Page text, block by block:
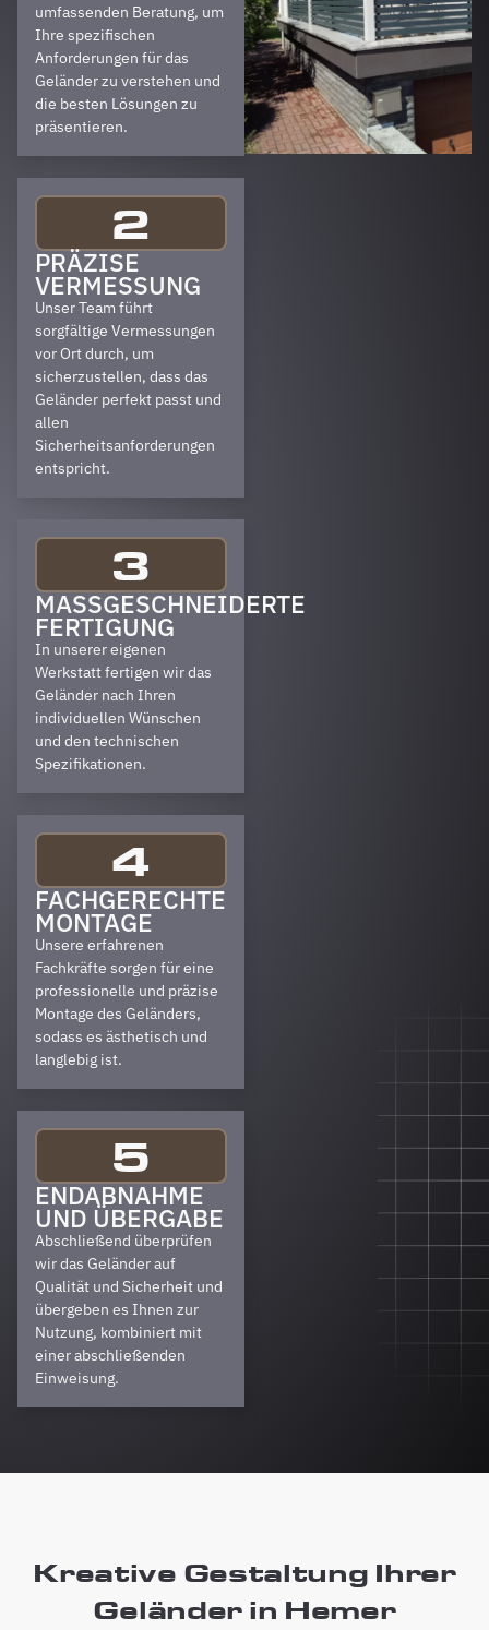
umfassenden Beratung, um
Ihre spezifischen
Anforderungen für das
Geländer zu verstehen und
die besten Lösungen zu
präsentieren.
2
PRÄZISE
VERMESSUNG
Unser Team führt
sorgfältige Vermessungen
vor Ort durch, um
sicherzustellen, dass das
Geländer perfekt passt und
allen
Sicherheitsanforderungen
entspricht.
3
MASSGESCHNEIDERTE F
ERTIGUNG
In unserer eigenen
Werkstatt fertigen wir das
Geländer nach Ihren
individuellen Wünschen
und den technischen
Spezifikationen.
4
FACHGERECHTE
MONTAGE
Unsere erfahrenen
Fachkräfte sorgen für eine
professionelle und präzise
Montage des Geländers,
sodass es ästhetisch und
langlebig ist.
5
ENDABNAHME
UND ÜBERGABE
Abschließend überprüfen
wir das Geländer auf
Qualität und Sicherheit und
übergeben es Ihnen zur
Nutzung, kombiniert mit
einer abschließenden
Einweisung.
Kreative Gestaltung Ihrer
Geländer in Hemer